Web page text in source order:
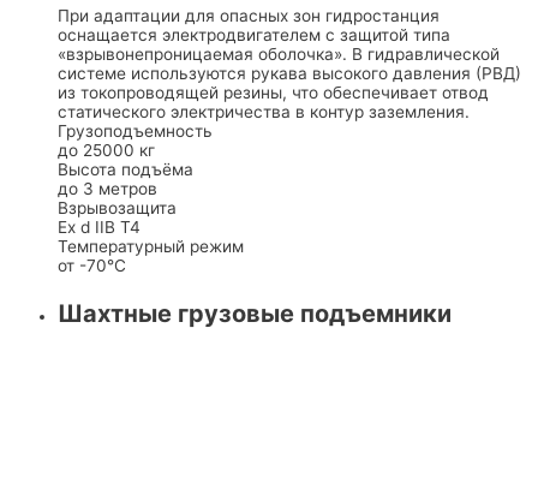
При адаптации для опасных зон гидростанция
оснащается электродвигателем с защитой типа
«взрывонепроницаемая оболочка». В гидравлической
системе используются рукава высокого давления (РВД)
из токопроводящей резины, что обеспечивает отвод
статического электричества в контур заземления.
Грузоподъемность
до 25000 кг
Высота подъёма
до 3 метров
Взрывозащита
Ex d IIB T4
Температурный режим
от -70°C
Шахтные грузовые подъемники